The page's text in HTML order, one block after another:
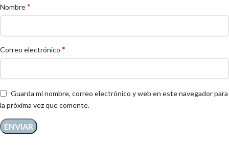
Nombre*
Correo electrónico *
Guarda mi nombre, correo electrónico y web en este navegador para
la próxima vez que comente.